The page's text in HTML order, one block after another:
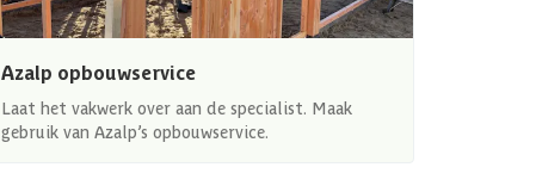
Azalp opbouwservice
Laat het vakwerk over aan de specialist. Maak
gebruik van Azalp’s opbouwservice.